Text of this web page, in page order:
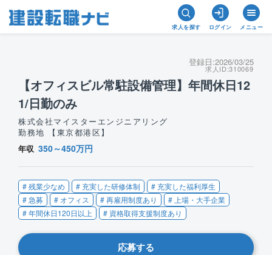
求人を探す ログイン メニュー
登録日:2026/03/25
求人ID:310069
【オフィスビル常駐設備管理】年間休日12
1/日勤のみ
株式会社マイスターエンジニアリング
勤務地 【東京都港区】
年収 350～450万円
# 残業少なめ # 充実した研修体制
# 充実した福利厚生
# 急募
# オフィス # 再雇用制度あり
# 上場・大手企業
# 年間休日120日以上
# 資格取得支援制度あり
応募する